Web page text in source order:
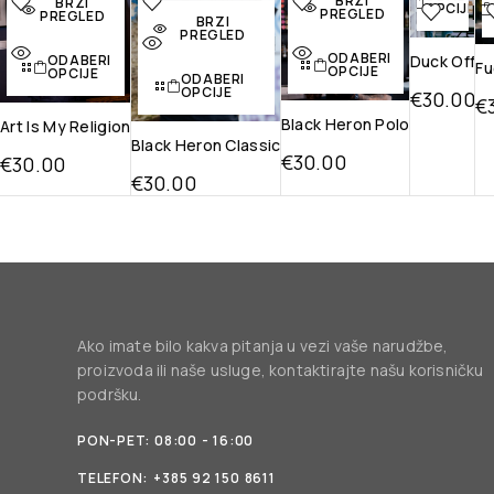
listu želja
pregled
PREGLED
ODABERI
OPCIJE
Art Is My Religion
€30.00
listu želja
Brzi pregled
BRZI
PREGLED
ODABERI
OPCIJE
Black Heron Classic
€30.00
listu želja
pregled
PREGLED
ODABERI
OPCIJE
Black Heron Polo
€30.00
na
OPCIJE
Duck Off
€30.00€
Ako imate bilo kakva pitanja u vezi vaše narudžbe,
proizvoda ili naše usluge, kontaktirajte našu korisničku
podršku.
PON-PET: 08:00 - 16:00
TELEFON: +385 92 150 8611